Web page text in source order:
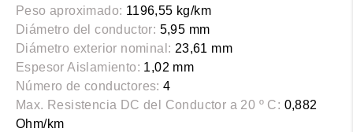
Peso aproximado: 1196,55 kg/km
Diámetro del conductor: 5,95 mm
Diámetro exterior nominal: 23,61 mm
Espesor Aislamiento: 1,02 mm
Número de conductores: 4
Max. Resistencia DC del Conductor a 20 º C: 0,882
Ohm/km